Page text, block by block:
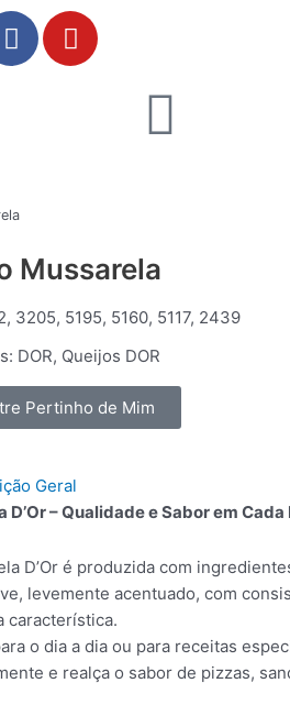
F
a
k
Y
o
Mussarela
3205, 5195, 5160, 5117, 2439
DOR, Queijos DOR
Pertinho de Mim
Geral
D’Or – Qualidade e Sabor em Cada
D’Or é produzida com
levemente acentuado, com
característica.
o dia a dia ou para receitas
e realça o sabor de pizzas,